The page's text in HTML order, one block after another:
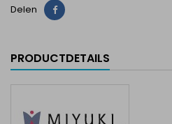
Delen Delen
PRODUCTDETAILS